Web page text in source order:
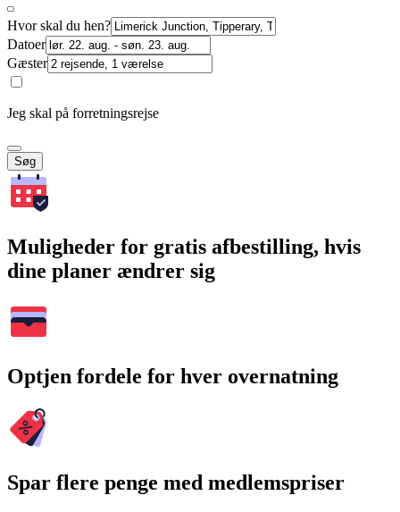
Hvor skal du hen?
Datoer
Gæster
Jeg skal på forretningsrejse
Søg
Muligheder for gratis afbestilling, hvis
dine planer ændrer sig
Optjen fordele for hver overnatning
Spar flere penge med medlemspriser